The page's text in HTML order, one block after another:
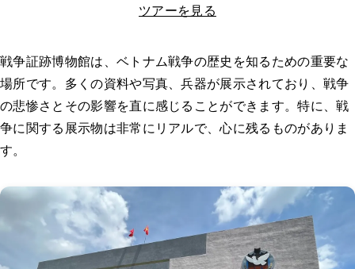
ツアーを見る
戦争証跡博物館は、ベトナム戦争の歴史を知るための重要な
場所です。多くの資料や写真、兵器が展示されており、戦争
の悲惨さとその影響を直に感じることができます。特に、戦
争に関する展示物は非常にリアルで、心に残るものがありま
す。